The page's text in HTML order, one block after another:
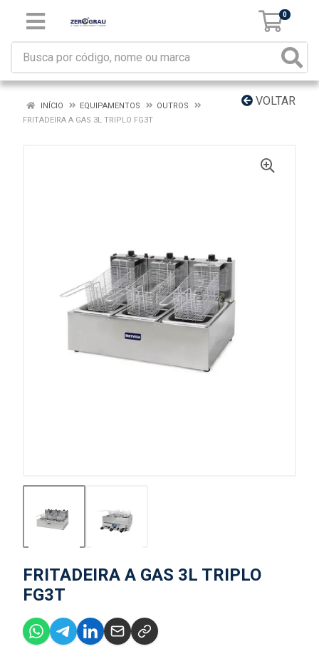
0
VOLTAR
INÍCIO EQUIPAMENTOS
OUTROS
FRITADEIRA A GAS 3L TRIPLO FG3T
FRITADEIRA A GAS 3L TRIPLO
FG3T